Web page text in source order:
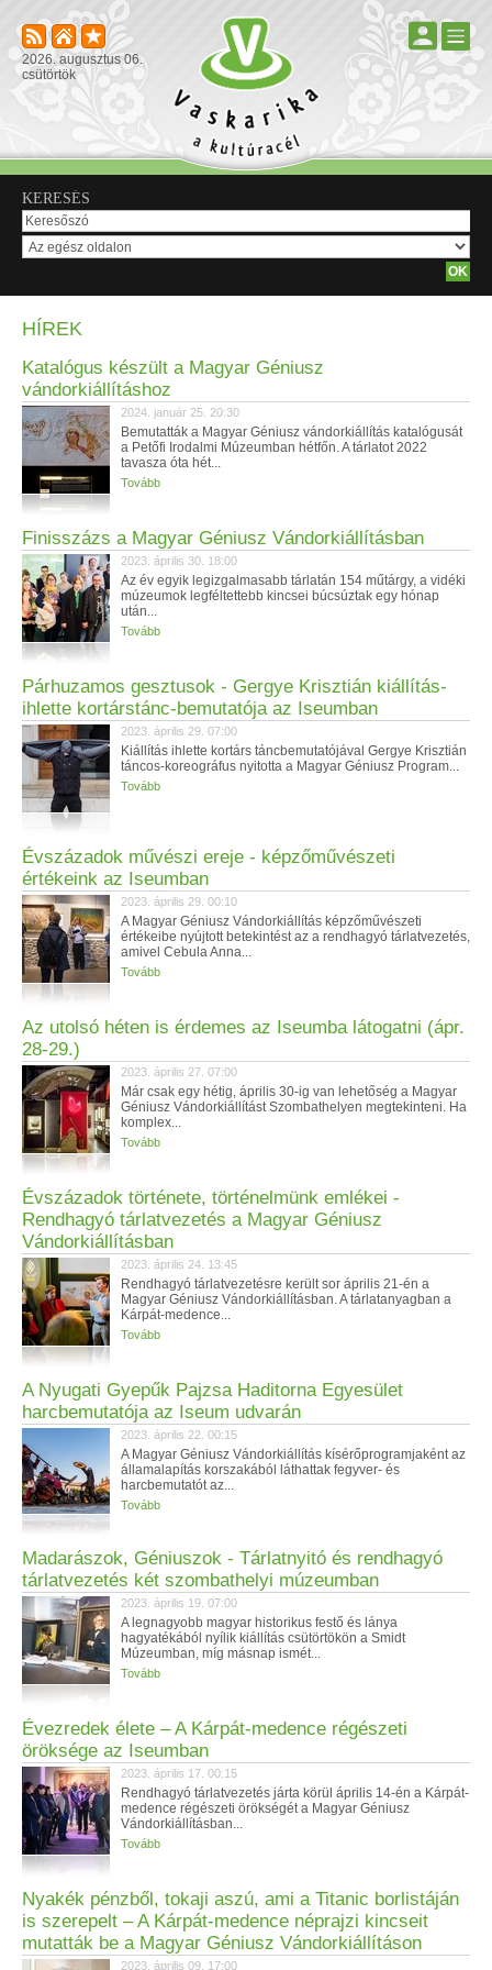
2026. augusztus 06.
csütörtök
KERESÉS
HÍREK
Katalógus készült a Magyar Géniusz
vándorkiállításhoz
2024. január 25. 20:30
Bemutatták a Magyar Géniusz vándorkiállítás katalógusát
a Petőfi Irodalmi Múzeumban hétfőn. A tárlatot 2022
tavasza óta hét...
Tovább
Finisszázs a Magyar Géniusz Vándorkiállításban
2023. április 30. 18:00
Az év egyik legizgalmasabb tárlatán 154 műtárgy, a vidéki
múzeumok legféltettebb kincsei búcsúztak egy hónap
után...
Tovább
Párhuzamos gesztusok - Gergye Krisztián kiállítás-
ihlette kortárstánc-bemutatója az Iseumban
2023. április 29. 07:00
Kiállítás ihlette kortárs táncbemutatójával Gergye Krisztián
táncos-koreográfus nyitotta a Magyar Géniusz Program...
Tovább
Évszázadok művészi ereje - képzőművészeti
értékeink az Iseumban
2023. április 29. 00:10
A Magyar Géniusz Vándorkiállítás képzőművészeti
értékeibe nyújtott betekintést az a rendhagyó tárlatvezetés,
amivel Cebula Anna...
Tovább
Az utolsó héten is érdemes az Iseumba látogatni (ápr.
28-29.)
2023. április 27. 07:00
Már csak egy hétig, április 30-ig van lehetőség a Magyar
Géniusz Vándorkiállítást Szombathelyen megtekinteni. Ha
komplex...
Tovább
Évszázadok története, történelmünk emlékei -
Rendhagyó tárlatvezetés a Magyar Géniusz
Vándorkiállításban
2023. április 24. 13:45
Rendhagyó tárlatvezetésre került sor április 21-én a
Magyar Géniusz Vándorkiállításban. A tárlatanyagban a
Kárpát-medence...
Tovább
A Nyugati Gyepűk Pajzsa Haditorna Egyesület
harcbemutatója az Iseum udvarán
2023. április 22. 00:15
A Magyar Géniusz Vándorkiállítás kísérőprogramjaként az
államalapítás korszakából láthattak fegyver- és
harcbemutatót az...
Tovább
Madarászok, Géniuszok - Tárlatnyitó és rendhagyó
tárlatvezetés két szombathelyi múzeumban
2023. április 19. 07:00
A legnagyobb magyar historikus festő és lánya
hagyatékából nyílik kiállítás csütörtökön a Smidt
Múzeumban, míg másnap ismét...
Tovább
Évezredek élete – A Kárpát-medence régészeti
öröksége az Iseumban
2023. április 17. 00:15
Rendhagyó tárlatvezetés járta körül április 14-én a Kárpát-
medence régészeti örökségét a Magyar Géniusz
Vándorkiállításban...
Tovább
Nyakék pénzből, tokaji aszú, ami a Titanic borlistáján
is szerepelt – A Kárpát-medence néprajzi kincseit
mutatták be a Magyar Géniusz Vándorkiállításon
2023. április 09. 17:00